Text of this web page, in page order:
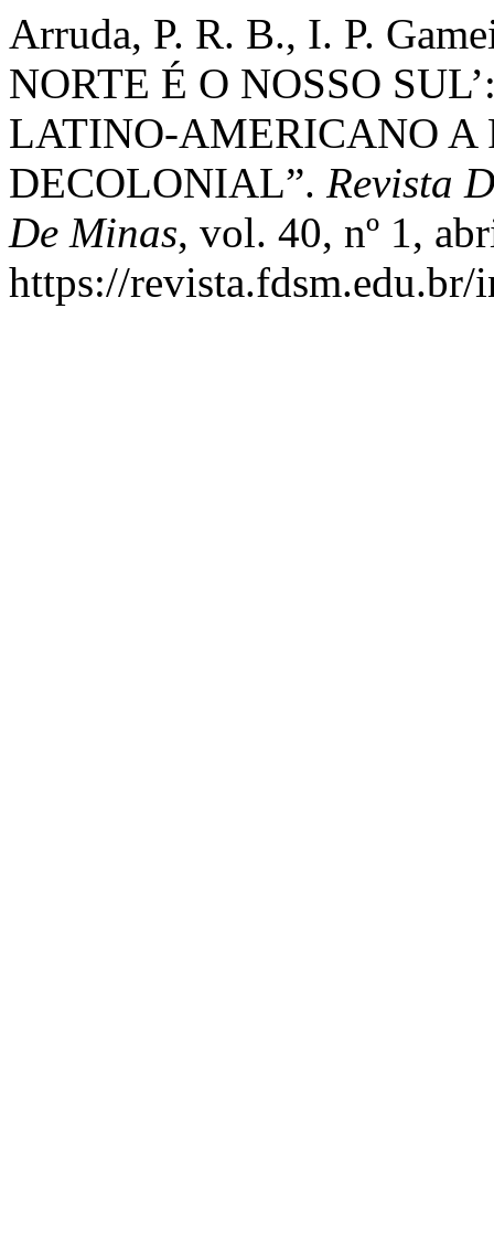
Arruda, P. R. B., I. P.
NORTE É O NOSSO
LATINO-AMERICANO A
DECOLONIAL”. Revista
De Minas, vol. 40, nº 1,
https://